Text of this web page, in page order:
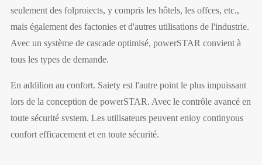
seulement des folproiects, y compris les hôtels, les offces, etc.,
mais également des factonies et d'autres utilisations de l'industrie.
Avec un système de cascade optimisé, powerSTAR convient à
tous les types de demande.
En addilion au confort. Saiety est l'autre point le plus impuissant
lors de la conception de powerSTAR. Avec le contrôle avancé en
toute sécurité svstem. Les utilisateurs peuvent enioy continyous
confort efficacement et en toute sécurité.